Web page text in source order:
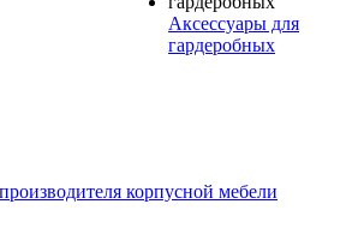
Аксессуары для
гардеробных